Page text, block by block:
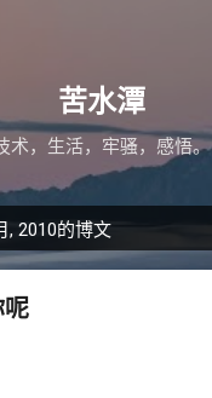
苦水潭
术，生活，牢骚，感悟。
, 2010的博文